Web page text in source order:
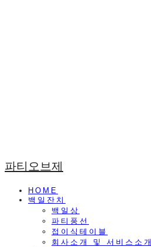
파티오브제
HOME
백일잔치
백일상
파티풍선
접이식테이블
회사소개 및 서비스소개